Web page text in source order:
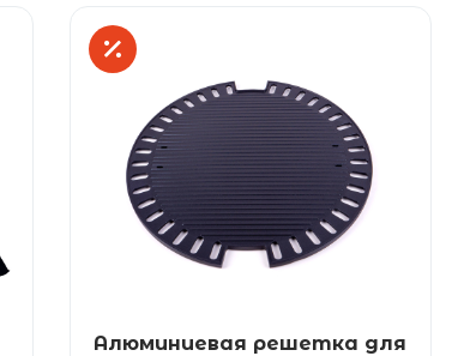
Алюминиевая решетка для